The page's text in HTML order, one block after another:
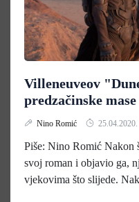
Villeneuveov
predzačinske mase
Nino Romić 25.04.2020.
Piše: Nino Romić Nakon
svoj roman i objavio ga,
vjekovima što slijede.